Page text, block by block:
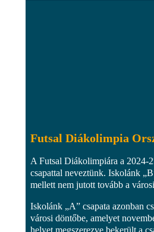
Futsal Diákolimpia
A Futsal Diákolimpiára a 2024-
csapattal neveztünk. Iskolánk
mellett nem jutott tovább a
Iskolánk „A” csapata azonban
városi döntőbe, amelyet
helyet megszerezve bekerült a